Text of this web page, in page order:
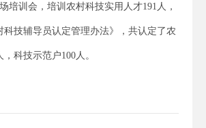
培训会，培训农村科技实用人才191人，
科技辅导员认定管理办法》，共认定了农
科技示范户100人。